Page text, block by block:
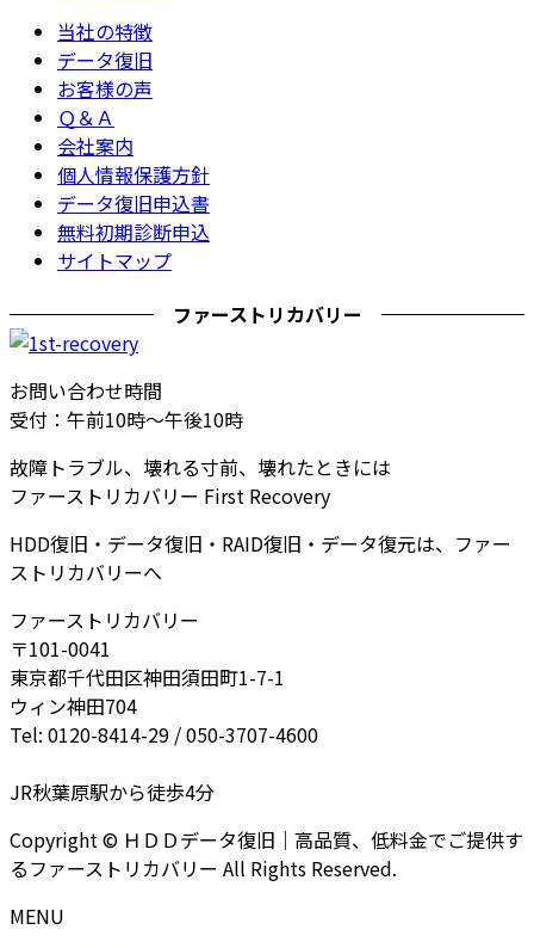
当社の特徴
データ復旧
お客様の声
Ｑ＆Ａ
会社案内
個人情報保護方針
データ復旧申込書
無料初期診断申込
サイトマップ
ファーストリカバリー
お問い合わせ時間
受付：午前10時～午後10時
故障トラブル、壊れる寸前、壊れたときには
ファーストリカバリー First Recovery
HDD復旧・データ復旧・RAID復旧・データ復元は、ファー
ストリカバリーへ
ファーストリカバリー
〒101-0041
東京都千代田区神田須田町1-7-1
ウィン神田704
Tel: 0120-8414-29 / 050-3707-4600
JR秋葉原駅から徒歩4分
Copyright © ＨＤＤデータ復旧｜高品質、低料金でご提供す
るファーストリカバリー All Rights Reserved.
MENU